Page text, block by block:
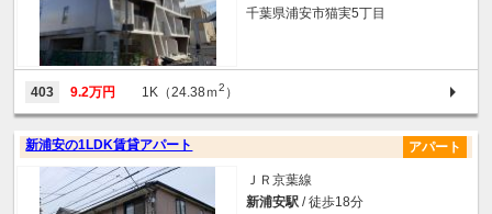
千葉県浦安市猫実5丁目
403 9.2万円 1K（24.38ｍ2 ）
新浦安の1LDK賃貸アパート アパート
ＪＲ京葉線
新浦安駅 / 徒歩18分